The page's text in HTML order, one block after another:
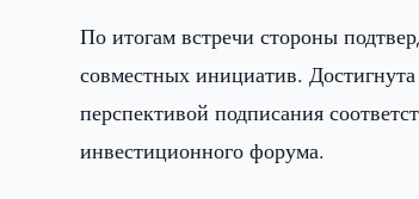
По итогам встречи стороны
совместных инициатив.
перспективой подписания
инвестиционного форума.